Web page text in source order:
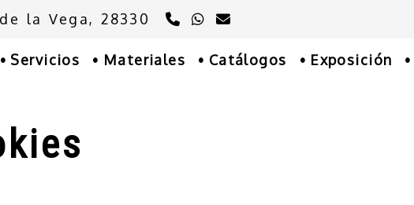
la Vega, 28330 91 894 76 39
675 769 300
Servicios Materiales Catálogos Exposición